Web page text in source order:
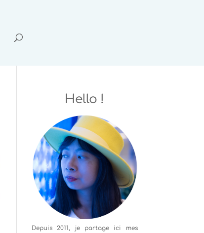
Hello !
Depuis 2011, je partage ici mes